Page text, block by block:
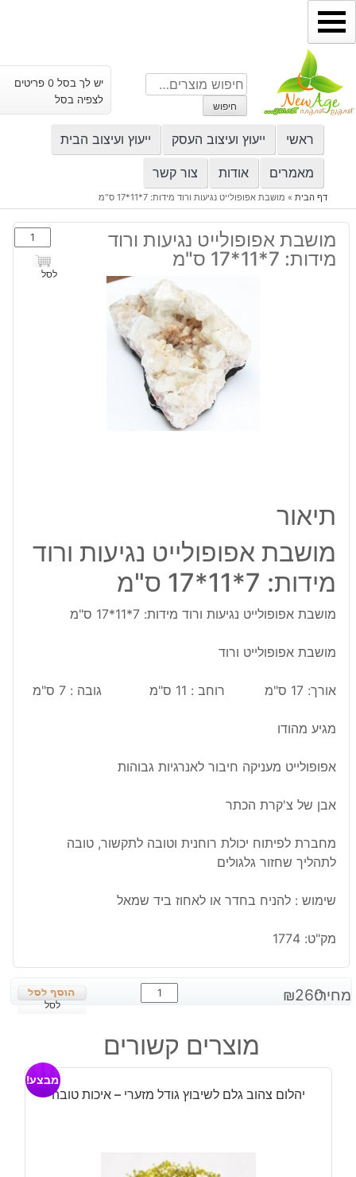
דילוג
לתוכן
חיפוש
עבור:
חיפוש
יש לך בסל 0 פריטים
לצפיה בסל
ראשי ייעוץ ועיצוב העסק ייעוץ ועיצוב הבית
מאמרים אודות צור קשר
דף הבית» מושבת אפופולייט נגיעות ורוד מידות: 7*11*17 ס"מ
מושבת אפופולייט נגיעות ורוד
מידות: 7*11*17 ס"מ
כמות
של
מושבת
לסל
תיאור
מושבת אפופולייט נגיעות ורוד
מידות: 7*11*17 ס"מ
מושבת אפופולייט נגיעות ורוד מידות: 7*11*17 ס"מ
מושבת אפופולייט ורוד
אורך: 17 ס"מ רוחב : 11 ס"מ גובה : 7 ס"מ
מגיע מהודו
אפופולייט מעניקה חיבור לאנרגיות גבוהות
אבן של צ'קרת הכתר
מחברת לפיתוח יכולת רוחנית וטובה לתקשור, טובה
לתהליך שחזור גלגולים
שימוש : להניח בחדר או לאחוז ביד שמאל
מק"ט: 1774
מחיר: ₪260
כמות
של
אפופולייט
נגיעות
מידות:
לסל
מוצרים קשורים
יהלום צהוב גלם לשיבוץ גודל מזערי – איכות טובה
מבצע!